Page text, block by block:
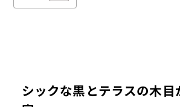
シックな黒とテラスの木目